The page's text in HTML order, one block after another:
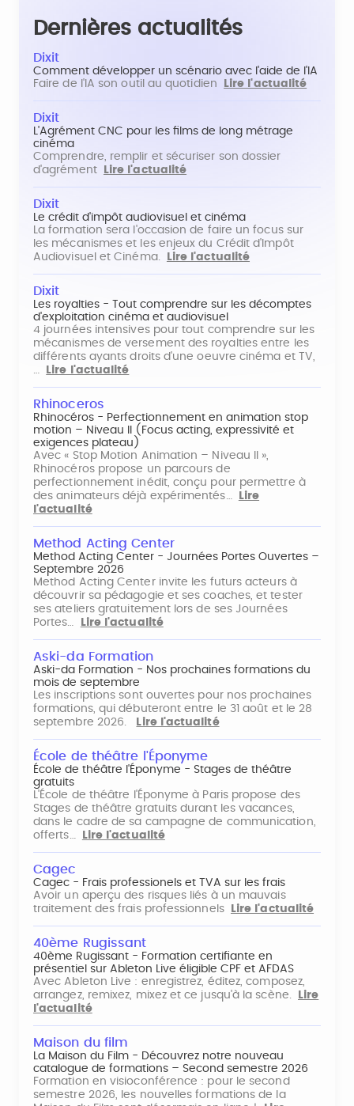
Dernières actualités
Dixit
Comment développer un scénario avec l'aide de l'IA
Faire de l'IA son outil au quotidien
Lire l'actualité
Dixit
L'Agrément CNC pour les films de long métrage
cinéma
Comprendre, remplir et sécuriser son dossier
d'agrément
Lire l'actualité
Dixit
Le crédit d'impôt audiovisuel et cinéma
La formation sera l'occasion de faire un focus sur
les mécanismes et les enjeux du Crédit d'Impôt
Audiovisuel et Cinéma.
Lire l'actualité
Dixit
Les royalties - Tout comprendre sur les décomptes
d'exploitation cinéma et audiovisuel
4 journées intensives pour tout comprendre sur les
mécanismes de versement des royalties entre les
différents ayants droits d'une oeuvre cinéma et TV,
…
Lire l'actualité
Rhinoceros
Rhinocéros - Perfectionnement en animation stop
motion – Niveau II (Focus acting, expressivité et
exigences plateau)
Avec « Stop Motion Animation – Niveau II »,
Rhinocéros propose un parcours de
perfectionnement inédit, conçu pour permettre à
des animateurs déjà expérimentés…
Lire
l'actualité
Method Acting Center
Method Acting Center - Journées Portes Ouvertes –
Septembre 2026
Method Acting Center invite les futurs acteurs à
découvrir sa pédagogie et ses coaches, et tester
ses ateliers gratuitement lors de ses Journées
Portes…
Lire l'actualité
Aski-da Formation
Aski-da Formation - Nos prochaines formations du
mois de septembre
Les inscriptions sont ouvertes pour nos prochaines
formations, qui débuteront entre le 31 août et le 28
septembre 2026.
Lire l'actualité
École de théâtre l'Éponyme
École de théâtre l'Éponyme - Stages de théâtre
gratuits
L'École de théâtre l'Éponyme à Paris propose des
Stages de théâtre gratuits durant les vacances,
dans le cadre de sa campagne de communication,
offerts…
Lire l'actualité
Cagec
Cagec - Frais professionels et TVA sur les frais
Avoir un aperçu des risques liés à un mauvais
traitement des frais professionnels
Lire l'actualité
40ème Rugissant
40ème Rugissant - Formation certifiante en
présentiel sur Ableton Live éligible CPF et AFDAS
Avec Ableton Live : enregistrez, éditez, composez,
arrangez, remixez, mixez et ce jusqu'à la scène.
Lire
l'actualité
Maison du film
La Maison du Film - Découvrez notre nouveau
catalogue de formations – Second semestre 2026
Formation en visioconférence : pour le second
semestre 2026, les nouvelles formations de la